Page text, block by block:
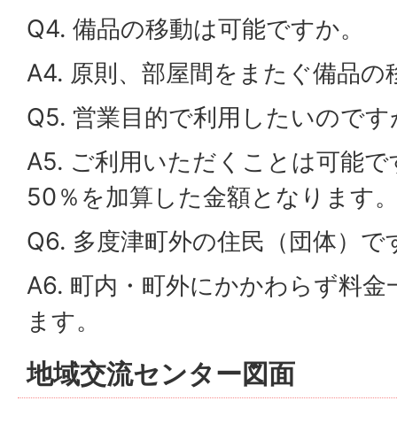
Q4. 備品の移動は可能ですか。
A4. 原則、部屋間をまたぐ備品
Q5. 営業目的で利用したいので
A5. ご利用いただくことは可能
50％を加算した金額となります
Q6. 多度津町外の住民（団体）
A6. 町内・町外にかかわらず料
ます。
地域交流センター図面